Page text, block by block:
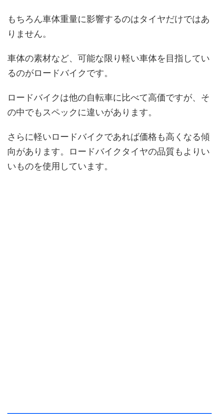
もちろん車体重量に影響するのはタイヤだけではあ
りません。
車体の素材など、可能な限り軽い車体を目指してい
るのがロードバイクです。
ロードバイクは他の自転車に比べて高価ですが、そ
の中でもスペックに違いがあります。
さらに軽いロードバイクであれば価格も高くなる傾
向があります。ロードバイクタイヤの品質もよりい
いものを使用しています。